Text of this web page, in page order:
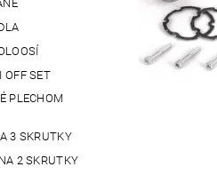
OFF SET
PLECHOM
3 SKRUTKY
2 SKRUTKY